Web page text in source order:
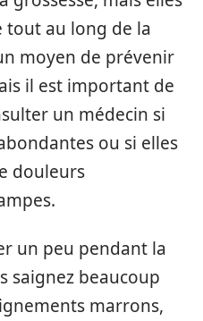
tout au long de la
moyen de prévenir
il est important de
un médecin si
ou si elles
douleurs
un peu pendant la
saignez beaucoup
marrons,